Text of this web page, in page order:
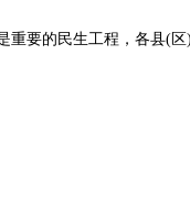
重要的民生工程，各县(